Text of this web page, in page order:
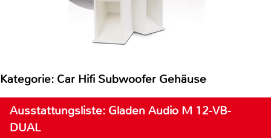
Kategorie: Car Hifi Subwoofer Gehäuse
Ausstattungsliste: Gladen Audio M 12-VB-
DUAL